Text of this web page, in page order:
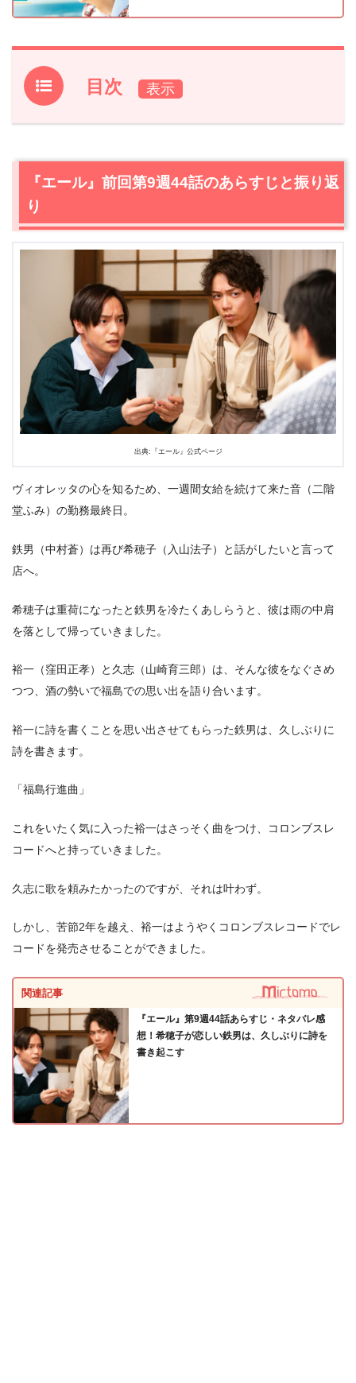
目次
1.『エール』前回第9週44話のあらすじと振り返り
2.1
希穂子（入山法子）が鉄男（中村蒼）の前から姿を消し
か
2.3
ヴィオレッタ役は夏目（小南満佑子）か音（二階堂ふ
み）か。運命の最終選考の結果は？
『エール』第9週45話まとめ
『エール』前回第9週44話のあらすじと振り返
り
出典:『エール』公式ページ
ヴィオレッタの心を知るため、一週間女給を続けて来た音（二階
堂ふみ）の勤務最終日。
鉄男（中村蒼）は再び希穂子（入山法子）と話がしたいと言って
店へ。
希穂子は重荷になったと鉄男を冷たくあしらうと、彼は雨の中肩
を落として帰っていきました。
裕一（窪田正孝）と久志（山崎育三郎）は、そんな彼をなぐさめ
つつ、酒の勢いで福島での思い出を語り合います。
裕一に詩を書くことを思い出させてもらった鉄男は、久しぶりに
詩を書きます。
「福島行進曲」
これをいたく気に入った裕一はさっそく曲をつけ、コロンブスレ
コードへと持っていきました。
久志に歌を頼みたかったのですが、それは叶わず。
しかし、苦節2年を越え、裕一はようやくコロンブスレコードでレ
コードを発売させることができました。
関連記事
『エール』第9週44話あらすじ・ネタバレ感
想！希穂子が恋しい鉄男は、久しぶりに詩を
書き起こす